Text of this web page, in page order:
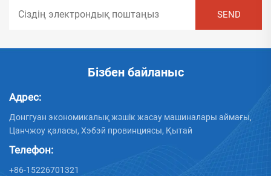
Бізбен байланыс
Адрес:
Донггуан экономикалық жәшік жасау машиналары аймағы,
Цанчжоу қаласы, Хэбэй провинциясы, Қытай
Телефон:
+86-15226701321